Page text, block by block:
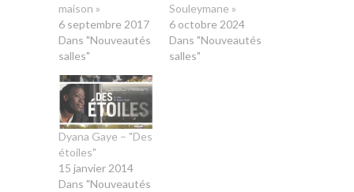
maison »
6 septembre 2017
Dans "Nouveautés
salles"
Souleymane »
6 octobre 2024
Dans "Nouveautés
salles"
Dyana Gaye – "Des
étoiles"
15 janvier 2014
Dans "Nouveautés